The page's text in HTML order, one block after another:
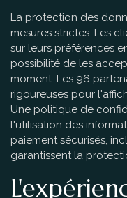
La protection des
mesures strictes. Les
sur leurs préférences
possibilité de les
moment. Les 96
rigoureuses pour
Une politique de
l'utilisation des
paiement sécurisés,
garantissent la